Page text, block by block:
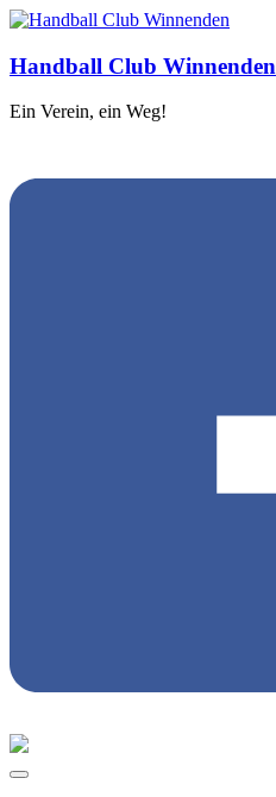
Handball Club Winnenden
Ein Verein, ein Weg!